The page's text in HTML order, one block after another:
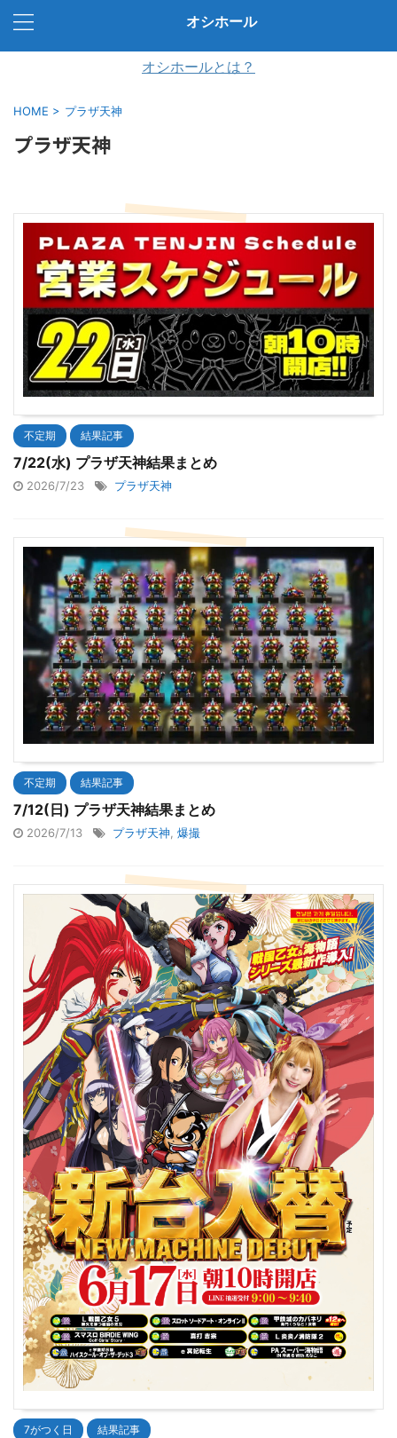
オシホール
オシホールとは？
HOME > プラザ天神
プラザ天神
不定期 結果記事
7/22(水) プラザ天神結果まとめ
2026/7/23 プラザ天神
不定期 結果記事
7/12(日) プラザ天神結果まとめ
2026/7/13 プラザ天神 爆撮
7がつく日 結果記事